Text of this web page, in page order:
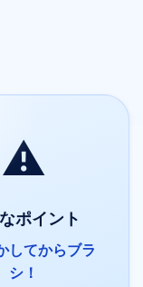
⚠️
ポイント
してからブラ
シ！